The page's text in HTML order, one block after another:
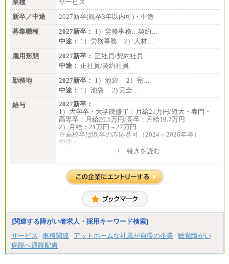
業種
サービス
新卒／中途
2027新卒(既卒3年以内可)・中途
募集職種
2027新卒： 1）労務事務…契約…
中途： 1）労務事務 2）人材…
雇用形態
2027新卒： 正社員/契約社員
中途： 正社員/契約社員
勤務地
2027新卒： 1）池袋 2）完…
中途： 1）池袋 2) 完全…
給与
2027新卒：
1）大学卒・大学院修了：月給21万円/短大・専門・
高専卒：月給20.5万円/高卒：月給19.7万円
2）月給：21万円～27万円
※高校卒は既卒のみ応募可（2024～2026年卒）
中途：
1）月給：21万円～25万円+ 続きを読む
[関連する障がい者求人・採用キーワード検索]
サービス
事務関連 アットホームな社風が自慢の企業
聴覚障がい
病院へ通院配慮